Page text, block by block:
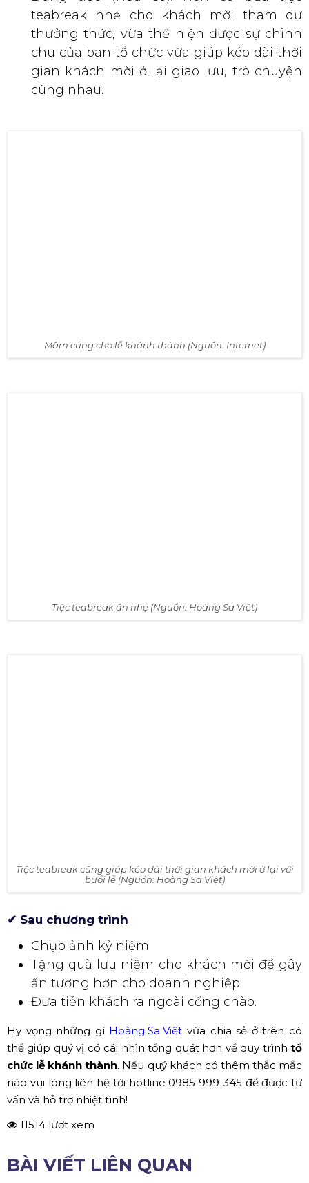
gian khách mời ở lại giao lưu, trò chuyện
cùng nhau.
Chụp ảnh kỷ niệm
ấn tượng hơn cho doanh nghiệp
Đưa tiễn khách ra ngoài cổng chào.
Hy vọng những gìHoàng Sa Việt vừa chia sẻ ở trên có
thể giúp quý vị có cái nhìn tổng quát hơn về quy trình
chức lễ khánh thành. Nếu quý khách có thêm thắc mắc
vấn và hỗ trợ nhiệt tình!
11514 lượt xem
BÀI VIẾT LIÊN QUAN